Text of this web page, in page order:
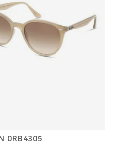
0RB4305